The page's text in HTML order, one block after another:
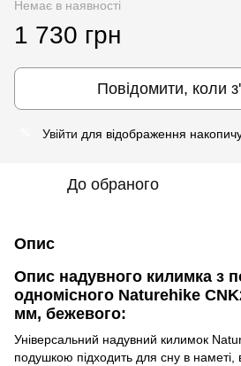
Немає в наявності
1 730 грн
Повідомити, коли
Увійти для відображення
До обраного
Опис
Опис надувного килимка з
одномісного Naturehike
мм, бежевого:
Універсальний надувний килимок
подушкою підходить для сну в наметі,